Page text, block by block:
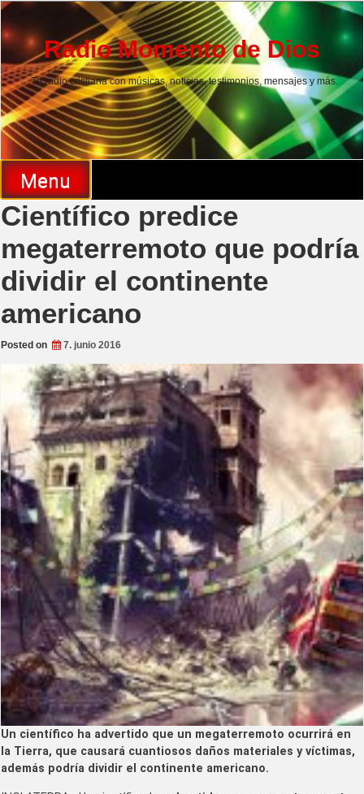
Skip
to
contentRadio Momento de Dios
Tu radio cristiana con músicas, noticias, testimonios, mensajes y más.
Menu
Científico predice
megaterremoto que podría
dividir el continente
americano
Posted on 7. junio 2016
Un científico ha advertido que un megaterremoto ocurrirá en
la Tierra, que causará cuantiosos daños materiales y víctimas,
además podría dividir el continente americano.